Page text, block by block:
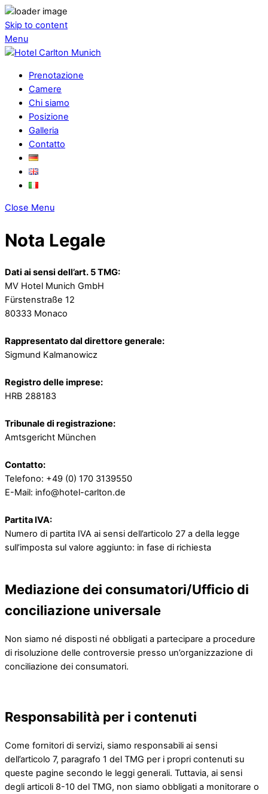
Skip to content
Menu
Prenotazione
Camere
Chi siamo
Posizione
Galleria
Contatto
Close Menu
Nota Legale
Dati ai sensi dell’art. 5 TMG:
MV Hotel Munich GmbH
Fürstenstraße 12
80333 Monaco
Rappresentato dal direttore generale:
Sigmund Kalmanowicz
Registro delle imprese:
HRB 288183
Tribunale di registrazione:
Amtsgericht München
Contatto:
Telefono: +49 (0) 170 3139550
E-Mail: info@hotel-carlton.de
Partita IVA:
Numero di partita IVA ai sensi dell’articolo 27 a della legge
sull’imposta sul valore aggiunto: in fase di richiesta
Mediazione dei consumatori/Ufficio di
conciliazione universale
Non siamo né disposti né obbligati a partecipare a procedure
di risoluzione delle controversie presso un’organizzazione di
conciliazione dei consumatori.
Responsabilità per i contenuti
Come fornitori di servizi, siamo responsabili ai sensi
dell’articolo 7, paragrafo 1 del TMG per i propri contenuti su
queste pagine secondo le leggi generali. Tuttavia, ai sensi
degli articoli 8-10 del TMG, non siamo obbligati a monitorare o